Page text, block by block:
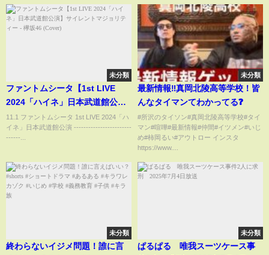
未分類
ファントムシータ【1st LIVE
2024「ハイネ」日本武道館公
演】サイレントマジョリティー -
欅坂46 (Cover)
11.1 ファントムシータ 1st LIVE 2024「ハ
イネ」日本武道館公演 ------------------------
------...
未分類
最新情報‼️真岡北陵高等学校！皆
んなタイマンてわかってる❓
#所沢のタイソン#真岡北陵高等学校#タイ
マン#喧嘩#最新情報#仲間#イツメン#いじ
め#柿岡るい#アウトロー インスタ
https://www....
未分類
終わらないイジメ問題！誰に言
未分類
ぱるぱる 唯我スーツケース事